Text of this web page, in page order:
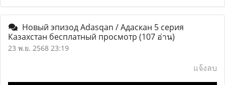
Новый эпизод Adasqan / Адаскан 5 серия
Казахстан бесплатный просмотр (107 อ่าน)
23 พ.ย. 2568 23:19
แจ้งลบ